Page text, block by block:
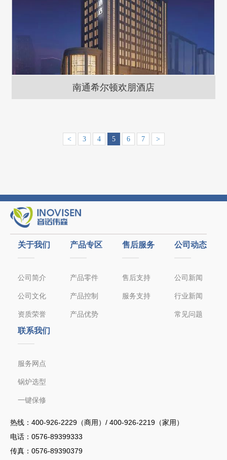
南通希尔顿欢朋酒店
< 3 4 5 6 7 >
关于我们
公司简介
公司文化
资质荣誉
产品专区
产品零件
产品控制
产品优势
售后服务
售后支持
服务支持
公司动态
公司新闻
行业新闻
常见问题
联系我们
服务网点
锅炉选型
一键保修
热线： 400-926-2229（商用）/ 400-926-2219（家用）
电话： 0576-89399333
传真：0576-89390379